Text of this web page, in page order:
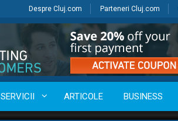
Despre Cluj.com Parteneri Cluj.com
SERVICII ARTICOLE BUSINESS